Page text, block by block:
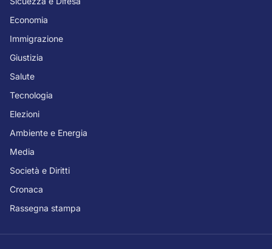
Economia
Immigrazione
Giustizia
Salute
Tecnologia
Elezioni
Ambiente e Energia
Media
Società e Diritti
Cronaca
Rassegna stampa